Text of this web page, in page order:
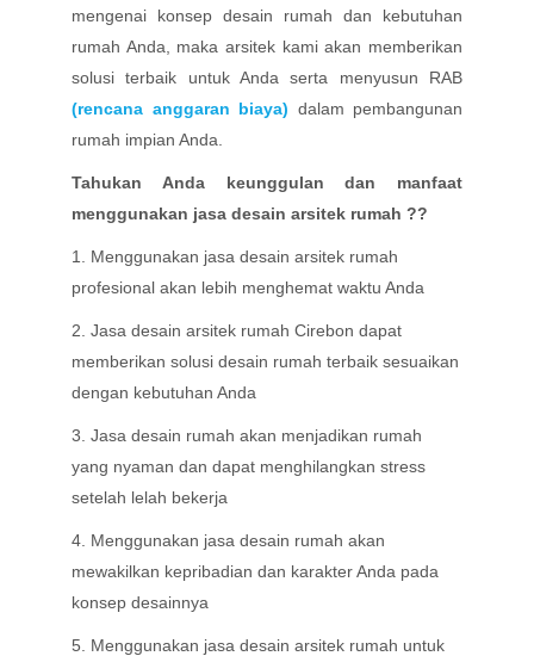
mengenai konsep desain rumah dan kebutuhan
rumah Anda, maka arsitek kami akan memberikan
solusi terbaik untuk Anda serta menyusun RAB
(rencana anggaran biaya) dalam pembangunan
rumah impian Anda.
Tahukan Anda keunggulan dan manfaat
menggunakan jasa desain arsitek rumah ??
1. Menggunakan jasa desain arsitek rumah
profesional akan lebih menghemat waktu Anda
2. Jasa desain arsitek rumah Cirebon dapat
memberikan solusi desain rumah terbaik sesuaikan
dengan kebutuhan Anda
3. Jasa desain rumah akan menjadikan rumah
yang nyaman dan dapat menghilangkan stress
setelah lelah bekerja
4. Menggunakan jasa desain rumah akan
mewakilkan kepribadian dan karakter Anda pada
konsep desainnya
5. Menggunakan jasa desain arsitek rumah untuk